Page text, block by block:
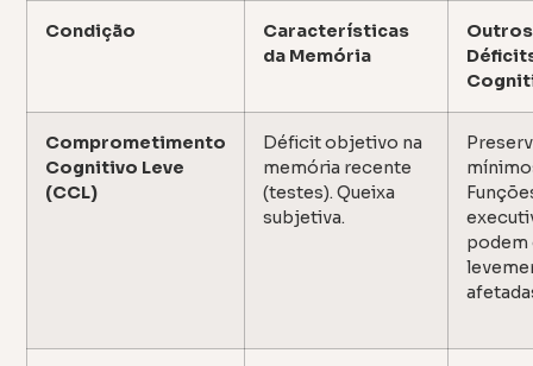
Condição
Características
da Memória
Outros
Comprometimento
Cognitivo Leve
(CCL)
Déficit objetivo na
memória recente
(testes). Queixa
subjetiva.
podem